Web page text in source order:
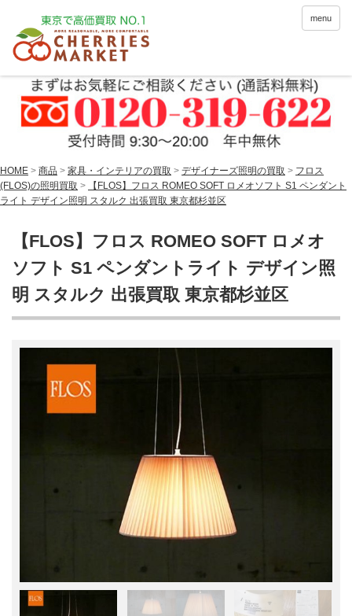
menu
HOME > 商品 > 家具・インテリアの買取 > デザイナーズ照明の買取 > フロス
(FLOS)の照明買取 >
【FLOS】フロス ROMEO SOFT ロメオソフト S1 ペンダント
ライト デザイン照明 スタルク 出張買取 東京都杉並区
【FLOS】フロス ROMEO SOFT ロメオ
ソフト S1 ペンダントライト デザイン照
明 スタルク 出張買取 東京都杉並区